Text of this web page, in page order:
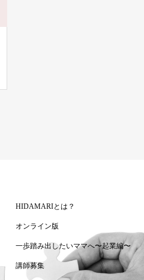
HIDAMARIとは？
オンライン版
一歩踏み出したいママへ〜起業編〜
講師募集